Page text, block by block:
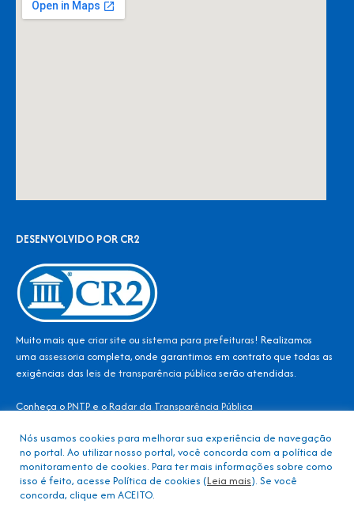
DESENVOLVIDO POR CR2
Muito mais que criar site ou sistema para prefeituras! Realizamos
uma assessoria completa, onde garantimos em contrato que todas as
exigências das leis de transparência pública serão atendidas.
Conheça oPNTPe oRadar da Transparência Pública
Todos os direitos reservados ao Consórcio Intermunicipal – CONDER
Nós usamos cookies para melhorar sua experiência de navegação
no portal. Ao utilizar nosso portal, você concorda com a política de
monitoramento de cookies. Para ter mais informações sobre como
isso é feito, acesse Política de cookies (Leia mais). Se você
concorda, clique em ACEITO.